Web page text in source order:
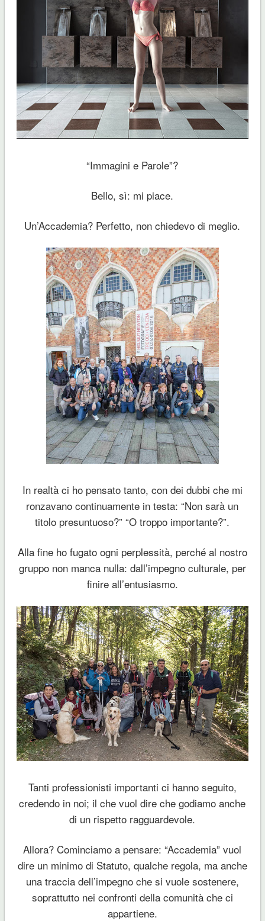
“Immagini e Parole”?
Bello, sì: mi piace.
Un’Accademia? Perfetto, non chiedevo di meglio.
In realtà ci ho pensato tanto, con dei dubbi che mi
ronzavano continuamente in testa: “Non sarà un
titolo presuntuoso?” “O troppo importante?”.
Alla fine ho fugato ogni perplessità, perché al nostro
gruppo non manca nulla: dall’impegno culturale, per
finire all’entusiasmo.
Tanti professionisti importanti ci hanno seguito,
credendo in noi; il che vuol dire che godiamo anche
di un rispetto ragguardevole.
Allora? Cominciamo a pensare: “Accademia” vuol
dire un minimo di Statuto, qualche regola, ma anche
una traccia dell’impegno che si vuole sostenere,
soprattutto nei confronti della comunità che ci
appartiene.